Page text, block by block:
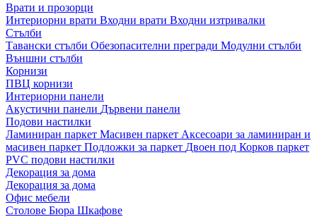
Врати и прозорци
Интериорни врати Входни врати Входни изтривалки
Стълби
Тавански стълби Обезопасителни прегради Модулни стълби
Външни стълби
Корнизи
ПВЦ корнизи
Интериорни панели
Акустични панели Дървени панели
Подови настилки
Ламиниран паркет Масивен паркет Аксесоари за ламиниран и
масивен паркет Подложки за паркет Двоен под Корков паркет
PVC подови настилки
Декорация за дома
Декорация за дома
Офис мебели
Столове Бюра Шкафове